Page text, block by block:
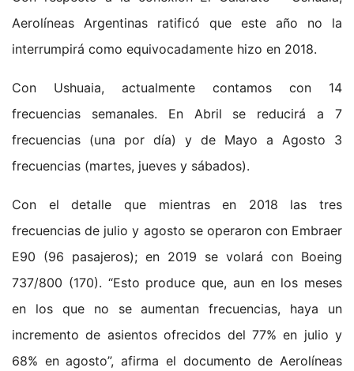
Aerolíneas Argentinas ratificó que este año no la
interrumpirá como equivocadamente hizo en 2018.
Con Ushuaia, actualmente contamos con 14
frecuencias semanales. En Abril se reducirá a 7
frecuencias (una por día) y de Mayo a Agosto 3
frecuencias (martes, jueves y sábados).
Con el detalle que mientras en 2018 las tres
frecuencias de julio y agosto se operaron con Embraer
E90 (96 pasajeros); en 2019 se volará con Boeing
737/800 (170). “Esto produce que, aun en los meses
en los que no se aumentan frecuencias, haya un
incremento de asientos ofrecidos del 77% en julio y
68% en agosto”, afirma el documento de Aerolíneas